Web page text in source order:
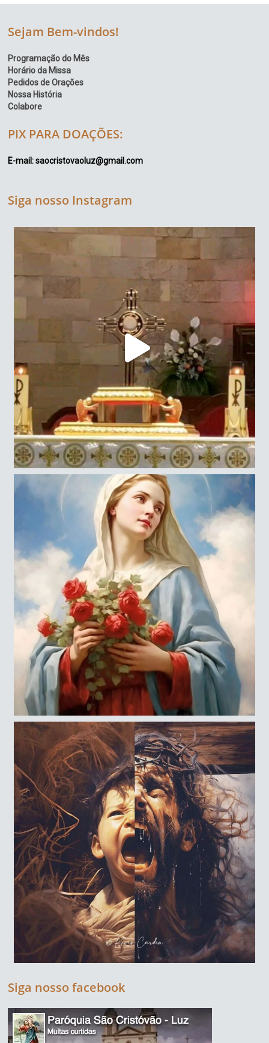
Sejam Bem-vindos!
Programação do Mês
Horário da Missa
Pedidos de Orações
Nossa História
Colabore
PIX PARA DOAÇÕES:
E-mail: saocristovaoluz@gmail.com
Siga nosso Instagram
Siga nosso facebook